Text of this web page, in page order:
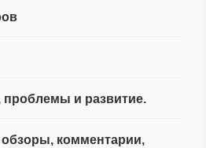
проблемы и развитие.
комментарии,